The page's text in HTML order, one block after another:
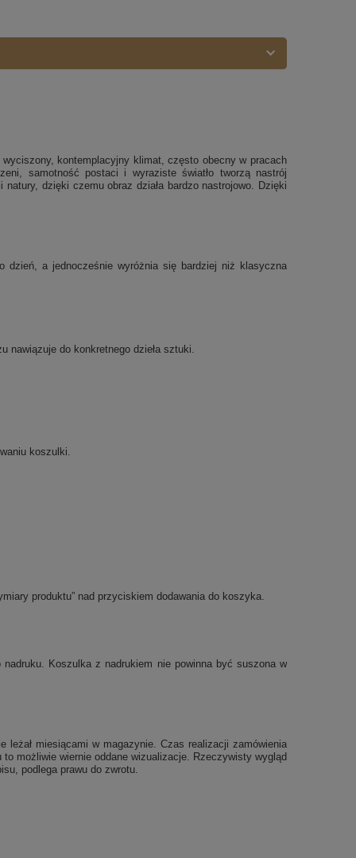
wyciszony, kontemplacyjny klimat, często obecny w pracach
samotność postaci i wyraziste światło tworzą nastrój
dzięki czemu obraz działa bardzo nastrojowo. Dzięki
a jednocześnie wyróżnia się bardziej niż klasyczna
do konkretnego dzieła sztuki.
koszulki.
produktu” nad przyciskiem dodawania do koszyka.
Koszulka z nadrukiem nie powinna być suszona w
miesiącami w magazynie. Czas realizacji zamówienia
możliwie wiernie oddane wizualizacje. Rzeczywisty wygląd
podlega prawu do zwrotu.